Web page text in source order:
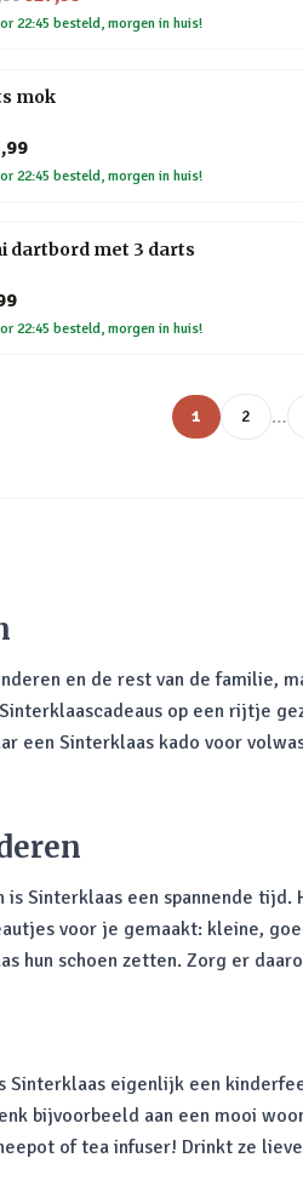
22:45 besteld, morgen in huis!
mok
22:45 besteld, morgen in huis!
dartbord met 3 darts
22:45 besteld, morgen in huis!
1 2 …
en de rest van de
op een rijtje
een Sinterklaas kado voor
Sinterklaas een spannende
voor je gemaakt: kleine,
hun schoen zetten. Zorg er
eigenlijk een
bijvoorbeeld aan een mooi
of tea infuser! Drinkt ze